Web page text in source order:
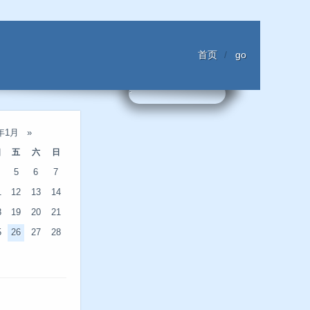
首页 go
1月
»
五 六 日
5 6 7
12 13 14
19 20 21
26 27 28